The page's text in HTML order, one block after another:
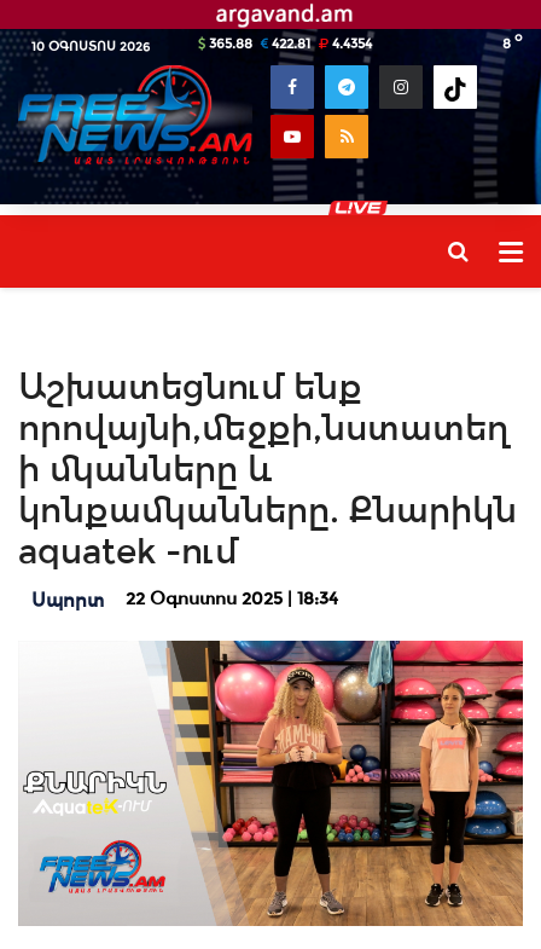
10 ՕԳՈՍՏՈՍ 2026 8 o
365.88 422.81 4.4354
Աշխատեցնում ենք
որովայնի,մեջքի,նստատեղ
ի մկանները և
կոնքամկանները. Քնարիկն
aquatek -ում
Սպորտ 22 Օգոստոս 2025 | 18:34